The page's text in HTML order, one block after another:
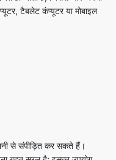
से संपीड़ित कर सकते हैं।
उपयोग करने के लिए सभी
स्थान पर है, इसलिए आपको यह
है। यहां तक कि बड़ी छवियां भी